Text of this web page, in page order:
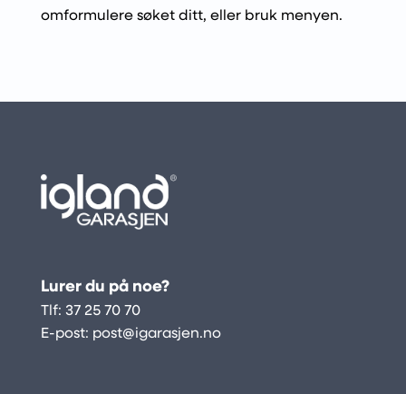
omformulere søket ditt, eller bruk menyen.
Lurer du på noe?
Tlf: 37 25 70 70
E-post: post@igarasjen.no